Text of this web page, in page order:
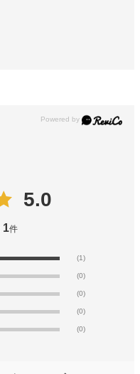
5.0
1件
(1)
(0)
(0)
(0)
(0)